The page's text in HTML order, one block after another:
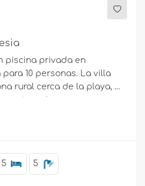
piscina privada en
10 personas. La villa
rural cerca de la playa, a
y bares,
5 5